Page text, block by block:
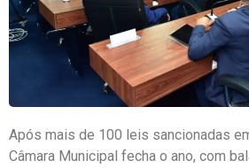
Após mais de 100 leis sancionadas
Câmara Municipal fecha o ano, com